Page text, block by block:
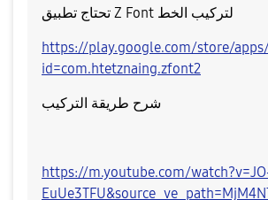
تحتاج تطبيق Z Font لتركيب الخط
https://play.google.com/store/
id=com.htetznaing.zfont2
https://m.youtube.com/